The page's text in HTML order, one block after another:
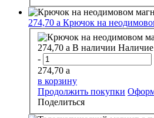
274,70 a Крючок на
274,70 a В наличии Наличие
-
274,70 a
в корзину
Продолжить покупки
Поделиться